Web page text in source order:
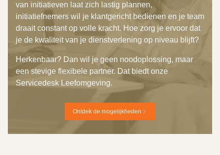
van initiatieven laat zich lastig plannen,
initiatiefnemers wil je klantgericht bedienen en je team
draait constant op volle kracht. Hoe zorg je ervoor dat
je de kwaliteit van je dienstverlening op niveau blijft?
Herkenbaar? Dan wil je geen noodoplossing, maar
een stevige flexibele partner. Dat biedt onze
Servicedesk Leefomgeving.
Ontdek de mogelijkheden